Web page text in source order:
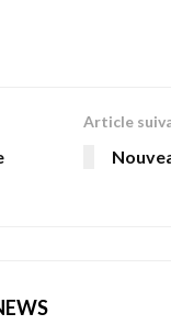
Article